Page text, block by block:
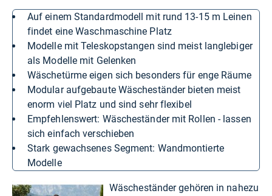
Auf einem Standardmodell mit rund 13-15 m Leinen
findet eine Waschmaschine Platz
Modelle mit Teleskopstangen sind meist langlebiger
als Modelle mit Gelenken
Wäschetürme eigen sich besonders für enge Räume
Modular aufgebaute Wäscheständer bieten meist
enorm viel Platz und sind sehr flexibel
Empfehlenswert: Wäscheständer mit Rollen - lassen
sich einfach verschieben
Stark gewachsenes Segment: Wandmontierte
Modelle
Wäscheständer gehören in nahezu